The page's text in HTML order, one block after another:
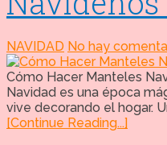
NAVIDAD No hay
Cómo Hacer Manteles
Navidad es una época
vive decorando el hogar.
[Continue Reading...]